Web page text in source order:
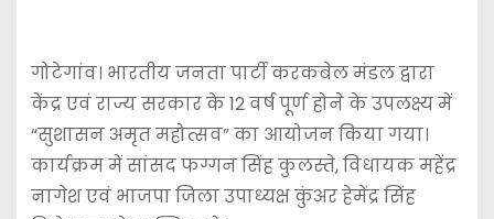
गोटेगांव। भारतीय जनता पार्टी करकबेल मंडल द्वारा
केंद्र एवं राज्य सरकार के 12 वर्ष पूर्ण होने के उपलक्ष्य में
“सुशासन अमृत महोत्सव” का आयोजन किया गया।
कार्यक्रम में सांसद फग्गन सिंह कुलस्ते, विधायक महेंद्र
नागेश एवं भाजपा जिला उपाध्यक्ष कुंअर हेमेंद्र सिंह